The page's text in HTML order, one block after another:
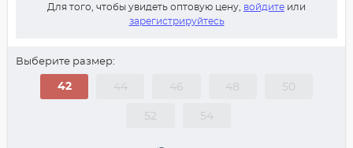
Для того, чтобы увидеть оптовую цену, войдите или
зарегистрируйтесь
Выберите размер:
42 44 46 48 50
52 54